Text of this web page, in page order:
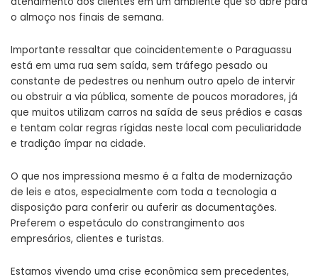
o almoço nos finais de semana.
Importante ressaltar que coincidentemente o Paraguassu
está em uma rua sem saída, sem tráfego pesado ou
constante de pedestres ou nenhum outro apelo de intervir
ou obstruir a via pública, somente de poucos moradores, já
que muitos utilizam carros na saída de seus prédios e casas
e tentam colar regras rígidas neste local com peculiaridade
e tradição ímpar na cidade.
O que nos impressiona mesmo é a falta de modernização
de leis e atos, especialmente com toda a tecnologia a
disposição para conferir ou auferir as documentações.
Preferem o espetáculo do constrangimento aos
empresários, clientes e turistas.
Estamos vivendo uma crise econômica sem precedentes,